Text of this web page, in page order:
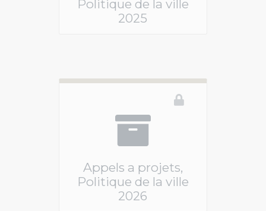
Politique de la ville
2025
Appels a projets,
Politique de la ville
2026